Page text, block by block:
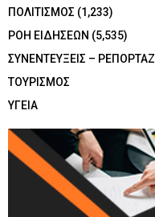
ΠΟΛΙΤΙΣΜΟΣ (1,233)
ΡΟΗ ΕΙΔΗΣΕΩΝ (5,535)
ΣΥΝΕΝΤΕΥΞΕΙΣ – ΡΕΠΟΡΤΑΖ
ΤΟΥΡΙΣΜΟΣ
ΥΓΕΙΑ